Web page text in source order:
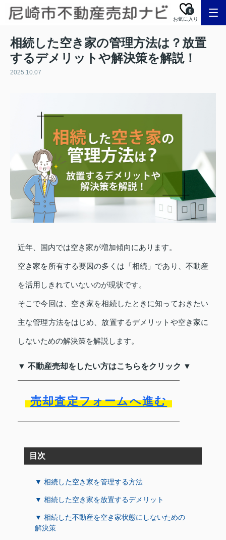
お気に入り
0
相続した空き家の管理方法は？放置
するデメリットや解決策を解説！
2025.10.07
近年、国内では空き家が増加傾向にあります。
空き家を所有する要因の多くは「相続」であり、不動産
を活用しきれていないのが現状です。
そこで今回は、空き家を相続したときに知っておきたい
主な管理方法をはじめ、放置するデメリットや空き家に
しないための解決策を解説します。
▼ 不動産売却をしたい方はこちらをクリック ▼
売却査定フォームへ進む
目次
▼ 相続した空き家を管理する方法
▼ 相続した空き家を放置するデメリット
▼ 相続した不動産を空き家状態にしないための
解決策